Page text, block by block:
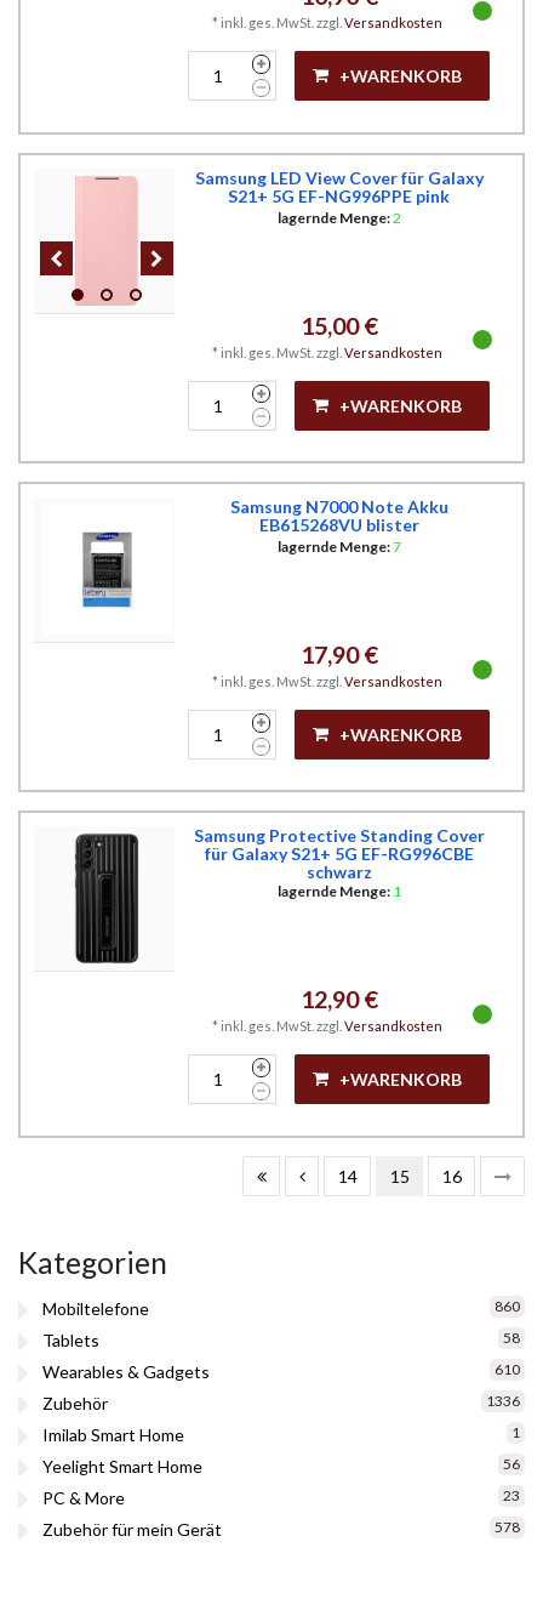
Kategorien
Mobiltelefone 860
Tablets 58
Wearables & Gadgets 610
Zubehör 1336
Imilab Smart Home 1
Yeelight Smart Home 56
PC & More 23
Zubehör für mein Gerät 578
* inkl. ges. MwSt. zzgl. Versandkosten
+WARENKORB
Samsung LED View Cover für Galaxy
S21+ 5G EF-NG996PPE pink
lagernde Menge:2
15,00 €
* inkl. ges. MwSt. zzgl. Versandkosten
+WARENKORB
Samsung N7000 Note Akku
EB615268VU blister
lagernde Menge:7
17,90 €
* inkl. ges. MwSt. zzgl. Versandkosten
+WARENKORB
Samsung Protective Standing Cover
für Galaxy S21+ 5G EF-RG996CBE
schwarz
lagernde Menge: 1
12,90 €
* inkl. ges. MwSt. zzgl. Versandkosten
+WARENKORB
14 15 16